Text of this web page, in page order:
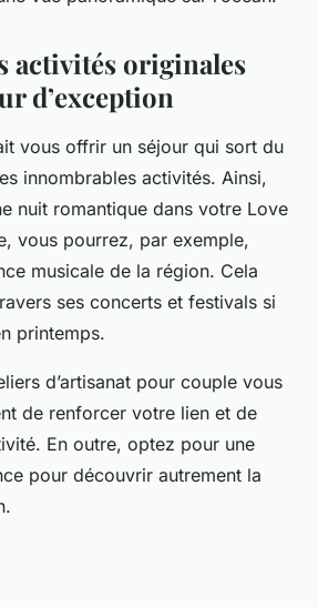
activités originales
d’exception
vous offrir un séjour qui sort du
innombrables activités. Ainsi,
nuit romantique dans votre Love
vous pourrez, par exemple,
musicale de la région. Cela
ses concerts et festivals si
printemps.
d’artisanat pour couple vous
de renforcer votre lien et de
En outre, optez pour une
pour découvrir autrement la